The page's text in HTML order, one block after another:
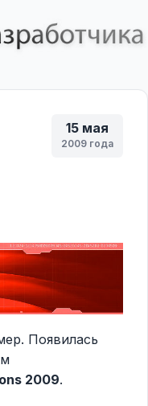
15 мая
2009 года
Появилась
2009.